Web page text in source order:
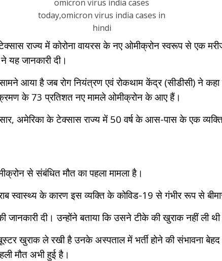
राज्य में कोरोना वायरस के नए ओमीक्रोन स्वरूप से एक
यह जानकारी दी।
आया है जब रोग नियंत्रण एवं रोकथाम केंद्र (सीडीसी) ने
के 73 प्रतिशत नए मामले ओमीक्रोन के आए हैं।
अमेरिका के टेक्सास राज्य में 50 वर्ष के आस-पास के एक
से संबंधित मौत का पहला मामला है।
स्वास्थ्य के कारण इस व्यक्ति के कोविड-19 से गंभीर रूप से
जानकारी दी। उन्होंने बताया कि उसने टीके की खुराक नहीं ली
खुराक ले रखी है उनके अस्पताल में भर्ती होने की संभावना
मौत अभी हुई है।